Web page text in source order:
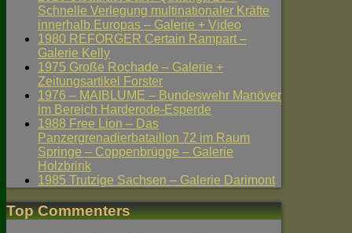
Schnelle Verlegung multinationaler Kräfte
innerhalb Europas – Galerie + Video
1980 REFORGER Certain Rampart –
Galerie Kelly
1975 Große Rochade – Galerie +
Zeitungsartikel Forster
1976 – MAIBLUME – Bundeswehr Manöver
im Bereich Harderode-Esperde
1988 Free Lion – Das
Panzergrenadierbataillon 72 im Raum
Springe – Coppenbrügge – Galerie
Holzbrink
1985 Trutzige Sachsen – Galerie Darimont
Top Commenters